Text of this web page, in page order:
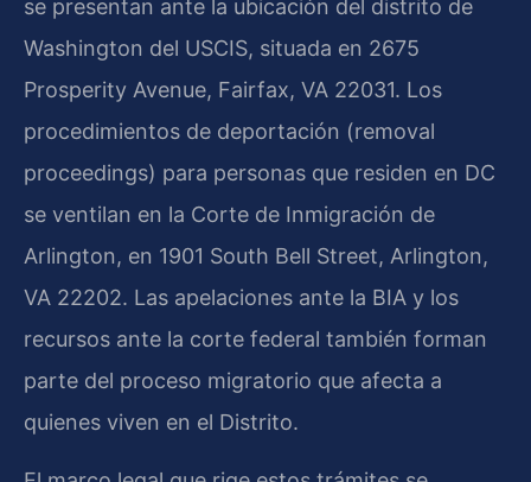
se presentan ante la ubicación del distrito de
Washington del USCIS, situada en 2675
Prosperity Avenue, Fairfax, VA 22031. Los
procedimientos de deportación (removal
proceedings) para personas que residen en DC
se ventilan en la Corte de Inmigración de
Arlington, en 1901 South Bell Street, Arlington,
VA 22202. Las apelaciones ante la BIA y los
recursos ante la corte federal también forman
parte del proceso migratorio que afecta a
quienes viven en el Distrito.